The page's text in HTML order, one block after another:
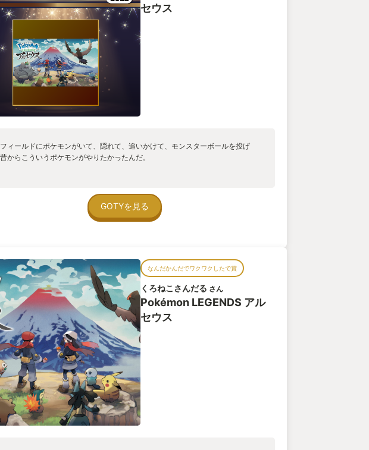
セウス
ィールドにポケモンがいて、隠れて、追いかけて、モンスターボールを投げ
からこういうポケモンがやりたかったんだ。
GOTYを見る
なんだかんだでワクワクしたで賞
くろねこさんだる さん
Pokémon LEGENDS アル
セウス